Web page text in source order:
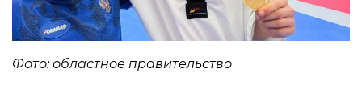
Фото: областное правительство